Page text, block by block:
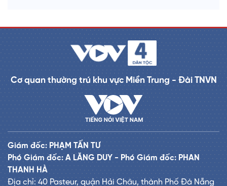
Cơ quan thường trú khu vực Miền Trung - Đài TNVN
Giám đốc: PHẠM TẤN TƯ
Phó Giám đốc: A LĂNG DUY - Phó Giám đốc: PHAN
THANH HÀ
Địa chỉ: 40 Pasteur, quận Hải Châu, thành Phố Đà Nẵng